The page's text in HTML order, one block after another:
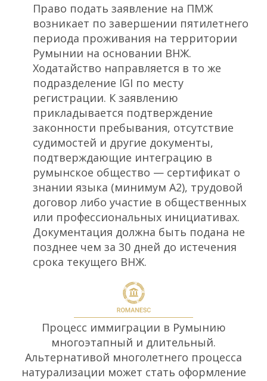
Право подать заявление на ПМЖ
возникает по завершении пятилетнего
периода проживания на территории
Румынии на основании ВНЖ.
Ходатайство направляется в то же
подразделение IGI по месту
регистрации. К заявлению
прикладывается подтверждение
законности пребывания, отсутствие
судимостей и другие документы,
подтверждающие интеграцию в
румынское общество — сертификат о
знании языка (минимум А2), трудовой
договор либо участие в общественных
или профессиональных инициативах.
Документация должна быть подана не
позднее чем за 30 дней до истечения
срока текущего ВНЖ.
Процесс иммиграции в Румынию
многоэтапный и длительный.
Альтернативой многолетнего процесса
натурализации может стать оформление